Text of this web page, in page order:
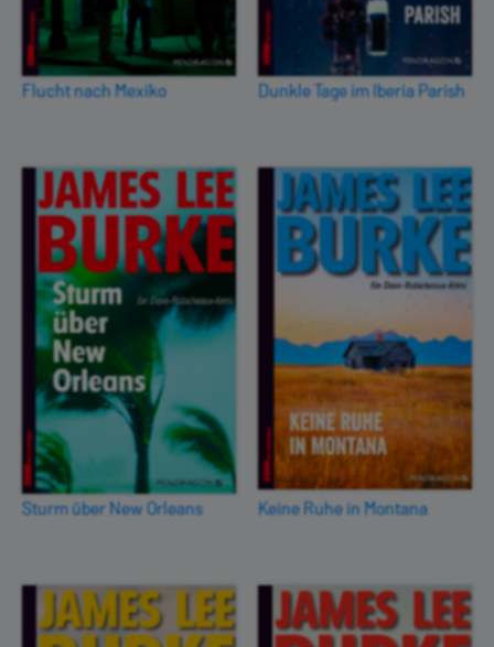
Flucht nach Mexiko Dunkle Tage im Iberia Parish
Sturm über New Orleans Keine Ruhe in Montana